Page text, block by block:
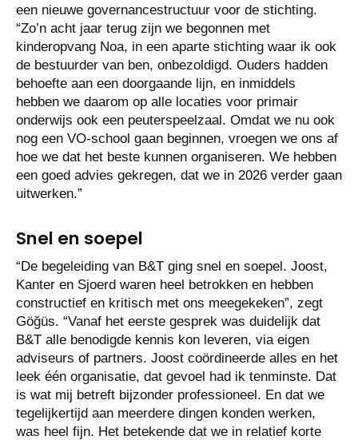
een nieuwe governancestructuur voor de stichting.
“Zo’n acht jaar terug zijn we begonnen met
kinderopvang Noa, in een aparte stichting waar ik ook
de bestuurder van ben, onbezoldigd. Ouders hadden
behoefte aan een doorgaande lijn, en inmiddels
hebben we daarom op alle locaties voor primair
onderwijs ook een peuterspeelzaal. Omdat we nu ook
nog een VO-school gaan beginnen, vroegen we ons af
hoe we dat het beste kunnen organiseren. We hebben
een goed advies gekregen, dat we in 2026 verder gaan
uitwerken.”
Snel en soepel
“De begeleiding van B&T ging snel en soepel. Joost,
Kanter en Sjoerd waren heel betrokken en hebben
constructief en kritisch met ons meegekeken”, zegt
Göğüs. “Vanaf het eerste gesprek was duidelijk dat
B&T alle benodigde kennis kon leveren, via eigen
adviseurs of partners. Joost coördineerde alles en het
leek één organisatie, dat gevoel had ik tenminste. Dat
is wat mij betreft bijzonder professioneel. En dat we
tegelijkertijd aan meerdere dingen konden werken,
was heel fijn. Het betekende dat we in relatief korte